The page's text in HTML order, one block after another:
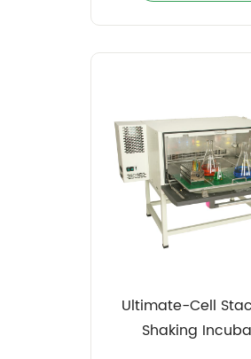
Ultimate-Cell
Shaking